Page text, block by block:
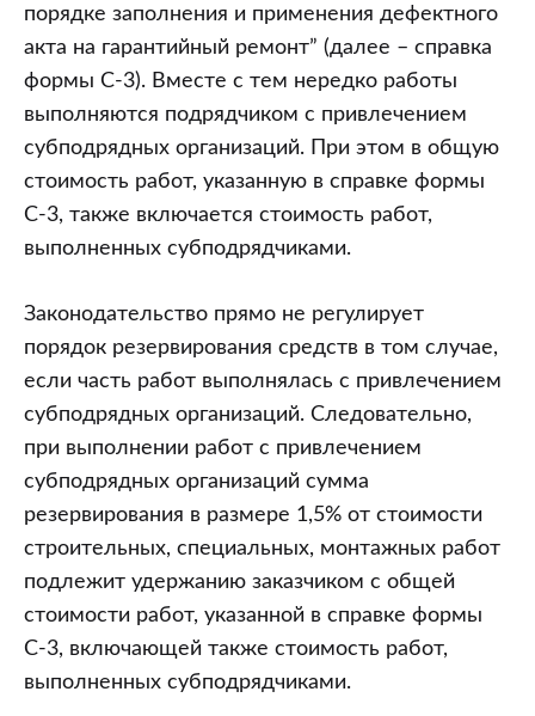
порядке заполнения и применения дефектного
акта на гарантийный ремонт” (далее – справка
формы С-3). Вместе с тем нередко работы
выполняются подрядчиком с привлечением
субподрядных организаций. При этом в общую
стоимость работ, указанную в справке формы
С-3, также включается стоимость работ,
выполненных субподрядчиками.
Законодательство прямо не регулирует
порядок резервирования средств в том случае,
если часть работ выполнялась с привлечением
субподрядных организаций. Следовательно,
при выполнении работ с привлечением
субподрядных организаций сумма
резервирования в размере 1,5% от стоимости
строительных, специальных, монтажных работ
подлежит удержанию заказчиком с общей
стоимости работ, указанной в справке формы
С-3, включающей также стоимость работ,
выполненных субподрядчиками.